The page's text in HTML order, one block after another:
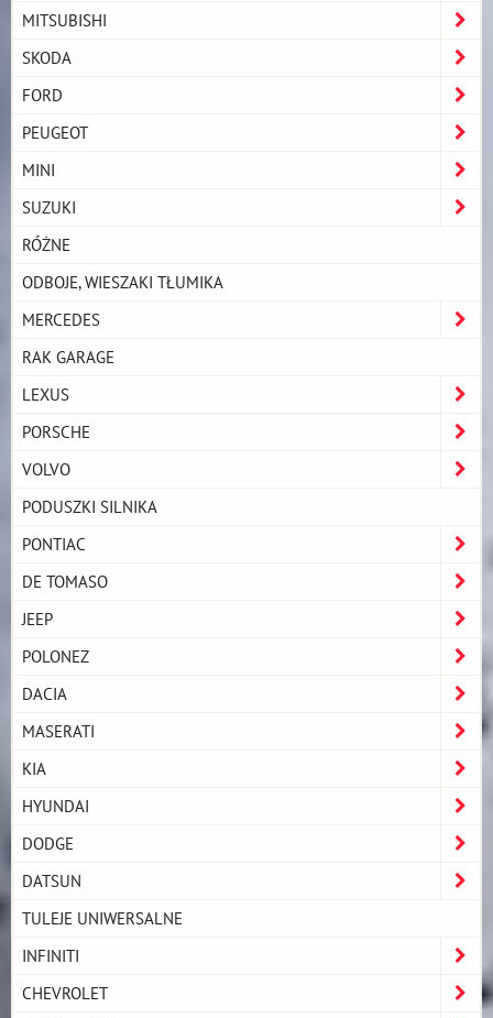
MITSUBISHI
SKODA
FORD
PEUGEOT
MINI
SUZUKI
RÓŻNE
ODBOJE, WIESZAKI TŁUMIKA
MERCEDES
RAK GARAGE
LEXUS
PORSCHE
VOLVO
PODUSZKI SILNIKA
PONTIAC
DE TOMASO
JEEP
POLONEZ
DACIA
MASERATI
KIA
HYUNDAI
DODGE
DATSUN
TULEJE UNIWERSALNE
INFINITI
CHEVROLET